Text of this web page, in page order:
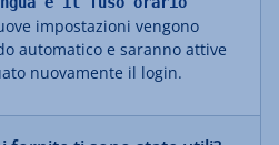
impostazioni vengono
automatico e saranno attive
nuovamente il login.